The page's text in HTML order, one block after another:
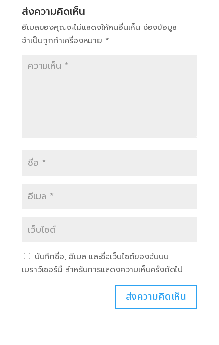
ส่งความคิดเห็น
อีเมลของคุณจะไม่แสดงให้คนอื่นเห็น ช่องข้อมูล
จำเป็นถูกทำเครื่องหมาย *
บันทึกชื่อ, อีเมล และชื่อเว็บไซต์ของฉันบน
เบราว์เซอร์นี้ สำหรับการแสดงความเห็นครั้งถัดไป